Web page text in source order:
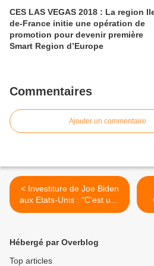
CES LAS VEGAS 2018 : La region
de-France initie une opération de
promotion pour devenir première
Smart Region d’Europe
Commentaires
Ajouter un commentaire
< Investiture de Joe Biden
aux Etats-Unis : "C'est une
cérémonie qui va être
selon un spécialiste
Hébergé par Overblog
Top articles